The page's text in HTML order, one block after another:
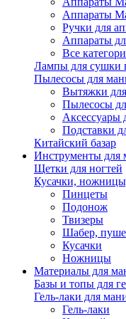
Аппараты
Ручки для
Аппараты
Все
Лампы для сушки
Пылесосы для
Вытяжки
Пылесосы
Аксессуары
Подставки
Китайский базар
Инструменты для
Щетки для ногтей
Кусачки,
Пинцеты
Подонож
Твизеры
Шабер,
Кусачки
Ножницы
Материалы для
Базы и топы для
Гель-лаки для
Гель-лаки